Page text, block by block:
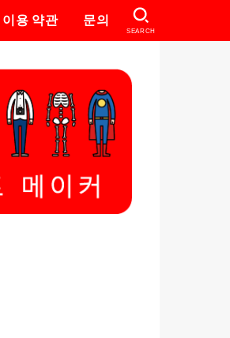
이용 약관 문의
SEARCH